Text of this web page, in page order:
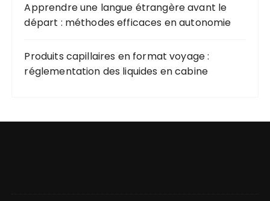
Apprendre une langue étrangère avant le
départ : méthodes efficaces en autonomie
Produits capillaires en format voyage :
réglementation des liquides en cabine